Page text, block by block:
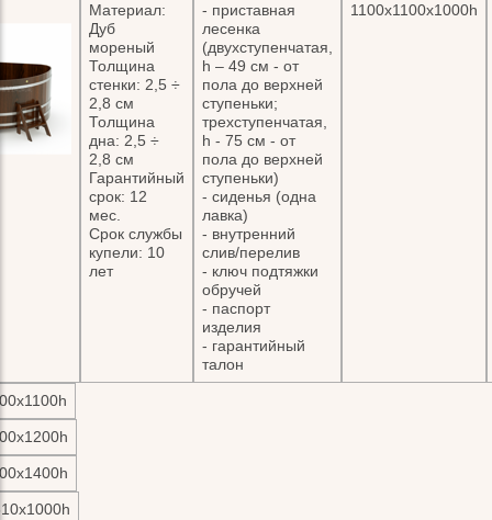
Материал:
Дуб
мореный
Толщина
стенки: 2,5 ÷
2,8 см
Толщина
дна: 2,5 ÷
2,8 см
Гарантийный
срок: 12
мес.
Срок службы
купели: 10
лет
- приставная
лесенка
(двухступенчатая,
h – 49 см - от
пола до верхней
ступеньки;
трехступенчатая,
h - 75 см - от
пола до верхней
ступеньки)
- сиденья (одна
лавка)
- внутренний
слив/перелив
- ключ подтяжки
обручей
- паспорт
изделия
- гарантийный
талон
1100х1100х1000h